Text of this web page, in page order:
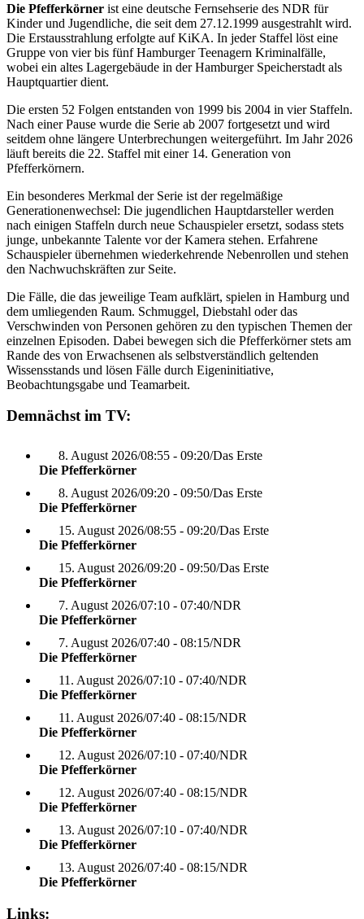
Die Pfefferkörner ist eine deutsche Fernsehserie des NDR für
Kinder und Jugendliche, die seit dem 27.12.1999 ausgestrahlt wird.
Die Erstausstrahlung erfolgte auf KiKA. In jeder Staffel löst eine
Gruppe von vier bis fünf Hamburger Teenagern Kriminalfälle,
wobei ein altes Lagergebäude in der Hamburger Speicherstadt als
Hauptquartier dient.
Die ersten 52 Folgen entstanden von 1999 bis 2004 in vier Staffeln.
Nach einer Pause wurde die Serie ab 2007 fortgesetzt und wird
seitdem ohne längere Unterbrechungen weitergeführt. Im Jahr 2026
läuft bereits die 22. Staffel mit einer 14. Generation von
Pfefferkörnern.
Ein besonderes Merkmal der Serie ist der regelmäßige
Generationenwechsel: Die jugendlichen Hauptdarsteller werden
nach einigen Staffeln durch neue Schauspieler ersetzt, sodass stets
junge, unbekannte Talente vor der Kamera stehen. Erfahrene
Schauspieler übernehmen wiederkehrende Nebenrollen und stehen
den Nachwuchskräften zur Seite.
Die Fälle, die das jeweilige Team aufklärt, spielen in Hamburg und
dem umliegenden Raum. Schmuggel, Diebstahl oder das
Verschwinden von Personen gehören zu den typischen Themen der
einzelnen Episoden. Dabei bewegen sich die Pfefferkörner stets am
Rande des von Erwachsenen als selbstverständlich geltenden
Wissensstands und lösen Fälle durch Eigeninitiative,
Beobachtungsgabe und Teamarbeit.
Demnächst im TV:
8. August 2026/08:55 - 09:20/Das Erste
Die Pfefferkörner
8. August 2026/09:20 - 09:50/Das Erste
Die Pfefferkörner
15. August 2026/08:55 - 09:20/Das Erste
Die Pfefferkörner
15. August 2026/09:20 - 09:50/Das Erste
Die Pfefferkörner
7. August 2026/07:10 - 07:40/NDR
Die Pfefferkörner
7. August 2026/07:40 - 08:15/NDR
Die Pfefferkörner
11. August 2026/07:10 - 07:40/NDR
Die Pfefferkörner
11. August 2026/07:40 - 08:15/NDR
Die Pfefferkörner
12. August 2026/07:10 - 07:40/NDR
Die Pfefferkörner
12. August 2026/07:40 - 08:15/NDR
Die Pfefferkörner
13. August 2026/07:10 - 07:40/NDR
Die Pfefferkörner
13. August 2026/07:40 - 08:15/NDR
Die Pfefferkörner
Links: